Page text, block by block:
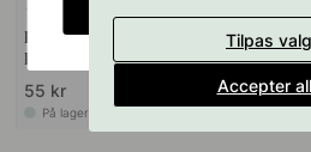
Boreskabelonen til Greb &
Knopper
55 kr
På lager
Tilpas valg
Accepter